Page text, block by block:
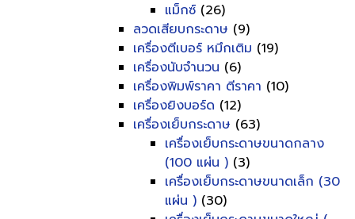
แม็กซ์ (26)
ลวดเสียบกระดาษ (9)
เครื่องตีเบอร์ หมึกเติม (19)
เครื่องนับจำนวน (6)
เครื่องพิมพ์ราคา ตีราคา (10)
เครื่องยิงบอร์ด (12)
เครื่องเย็บกระดาษ (63)
เครื่องเย็บกระดาษขนาดกลาง
(100 แผ่น ) (3)
เครื่องเย็บกระดาษขนาดเล็ก (30
แผ่น ) (30)